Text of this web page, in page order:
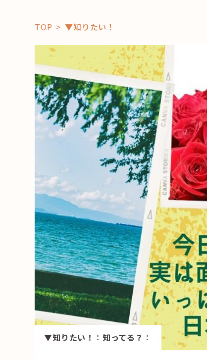
「コト」
子育て
暮ら
おすすめ
スポット
学び
「場」
HAREL
活用
「モノ」
fleXe リノ
「ひと」
TOP ▼知りたい！
▼知りたい！ ： 知ってる？ ：